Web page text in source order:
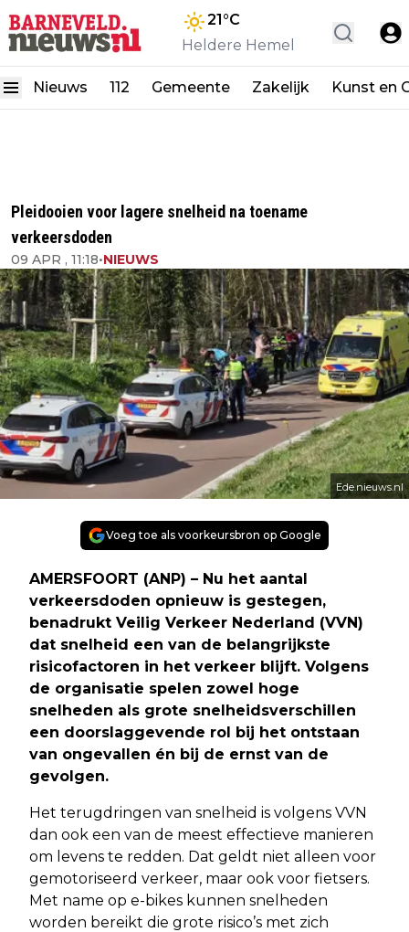
21°C
Heldere Hemel
Nieuws 112 Gemeente Zakelijk Kunst en
Pleidooien voor lagere snelheid na toename
verkeersdoden
09 APR , 11:18•NIEUWS
Ede.nieuws.nl
Voeg toe als voorkeursbron op Google
AMERSFOORT (ANP) – Nu het aantal
verkeersdoden opnieuw is gestegen,
benadrukt Veilig Verkeer Nederland (VVN)
dat snelheid een van de belangrijkste
risicofactoren in het verkeer blijft. Volgens
de organisatie spelen zowel hoge
snelheden als grote snelheidsverschillen
een doorslaggevende rol bij het ontstaan
van ongevallen én bij de ernst van de
gevolgen.
Het terugdringen van snelheid is volgens VVN
dan ook een van de meest effectieve manieren
om levens te redden. Dat geldt niet alleen voor
gemotoriseerd verkeer, maar ook voor fietsers.
Met name op e-bikes kunnen snelheden
worden bereikt die grote risico’s met zich